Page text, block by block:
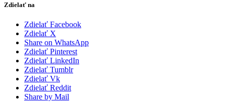
Zdielať na
Zdielať Facebook
Zdielať X
Share on WhatsApp
Zdielať Pinterest
Zdielať LinkedIn
Zdielať Tumblr
Zdielať Vk
Zdielať Reddit
Share by Mail